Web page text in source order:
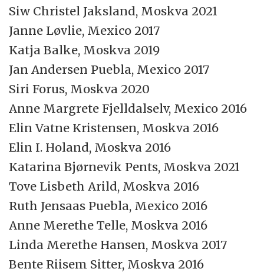
Siw Christel Jaksland, Moskva 2021
Janne Løvlie, Mexico 2017
Katja Balke, Moskva 2019
Jan Andersen Puebla, Mexico 2017
Siri Forus, Moskva 2020
Anne Margrete Fjelldalselv, Mexico 2016
Elin Vatne Kristensen, Moskva 2016
Elin I. Holand, Moskva 2016
Katarina Bjørnevik Pents, Moskva 2021
Tove Lisbeth Arild, Moskva 2016
Ruth Jensaas Puebla, Mexico 2016
Anne Merethe Telle, Moskva 2016
Linda Merethe Hansen, Moskva 2017
Bente Riisem Sitter, Moskva 2016